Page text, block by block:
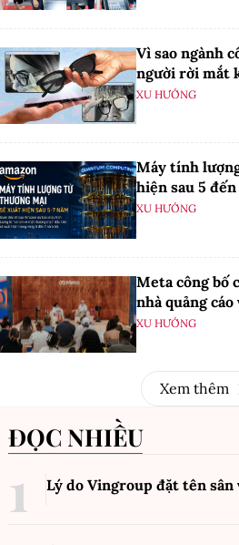
Vì sao ngành
người rời mắt
XU HƯỚNG
Máy tính
hiện sau 5 đến
XU HƯỚNG
Meta công bố
nhà quảng
XU HƯỚNG
Xem thêm
ĐỌC NHIỀU
Lý do Vingroup đặt tên sân